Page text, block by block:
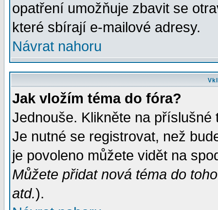
opatření umožňuje zbavit se
které sbírají e-mailové adresy.
Návrat nahoru
Jak vložím téma do fóra?
Jednouše. Klikněte na
Je nutné se registrovat, než
je povoleno můžete vidět na
Můžete přidat nová téma do
atd.).